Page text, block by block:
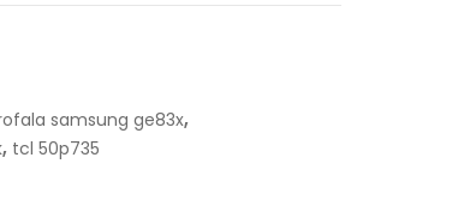
samsung ge83x,
, tcl 50p735